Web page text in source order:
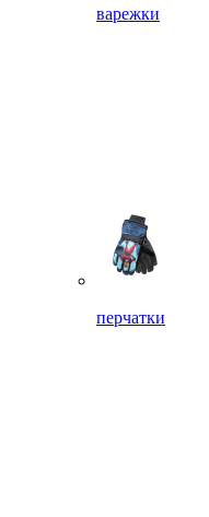
варежки
перчатки